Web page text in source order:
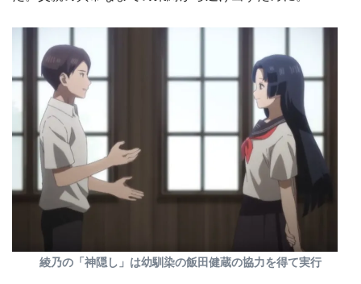
綾乃の「神隠し」は幼馴染の飯田健蔵の協力を得て実行